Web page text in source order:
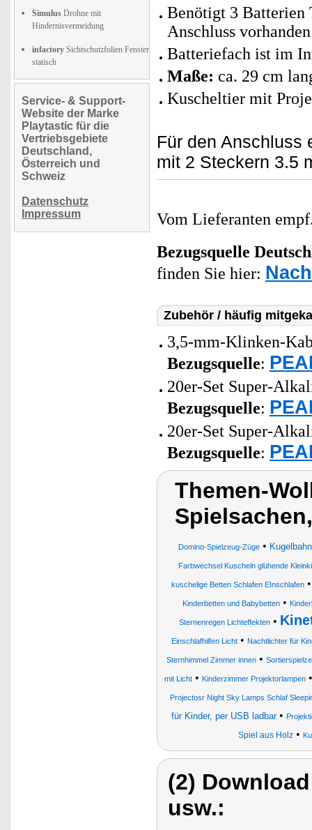
Simulus Drohne mit
Hindernisvermeidung
infactory Sichtschutzfolien Fenster
statisch
Service- & Support-
Website der Marke
Playtastic für die
Vertriebsgebiete
Deutschland,
Österreich und
Schweiz
Datenschutz
Impressum
Benötigt 3 Batterien
Anschluss vorhanden
Batteriefach ist im
Maße: ca. 29 cm
Kuscheltier mit
Für den Anschluss
mit 2 Steckern 3.5
Vom Lieferanten
Bezugsquelle
finden Sie hier:
Zubehör / häufig
3,5-mm-Klinken-
Bezugsquelle:
20er-Set Super-
Bezugsquelle:
20er-Set Super-
Bezugsquelle:
Themen-
Domino-Spielzeug-Züge •
Farbwechsel Kuscheln glühende
kuschelige Betten Schlafen EInschlafen
Kinderbetten und Babybetten •
Sternenregen Lichteffekten•
Einschlafhilfen Licht • Nachtlichter für
Sternhimmel Zimmer innen•
mit Licht • Kinderzimmer Projektorlampen
Projectosr Night Sky Lamps Schlaf
für Kinder, per USB ladbar•
Spiel aus Holz •
(2)
usw.: